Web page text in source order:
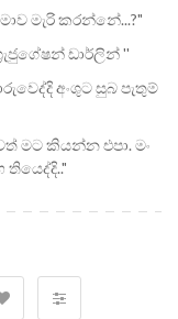
මැරි කරන්නේ...?"
ඩාර්ලින් ''
අංශුට සුබ පැතුම්
මට කියන්න එපා. මං